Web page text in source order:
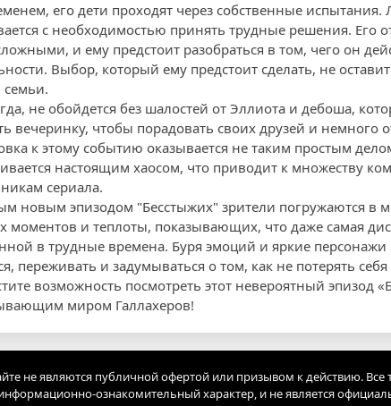
его дети проходят через собственные
с необходимостью принять трудные решения. Его
и ему предстоит разобраться в том, чего он
Выбор, который ему предстоит сделать, не
семьи.
не обойдется без шалостей от Эллиота и дебоша,
вечеринку, чтобы порадовать своих друзей и немного
к этому событию оказывается не таким простым
настоящим хаосом, что приводит к множеству
сериала.
новым эпизодом "Бесстыжих" зрители погружаются в
моментов и теплоты, показывающих, что даже самая
в трудные времена. Буря эмоций и яркие
переживать и задумываться о том, как не потерять
возможность посмотреть этот невероятный эпизод
миром Галлахеров!
не являются публичной офертой или призывом к действию.
ознакомительный характер, и не является